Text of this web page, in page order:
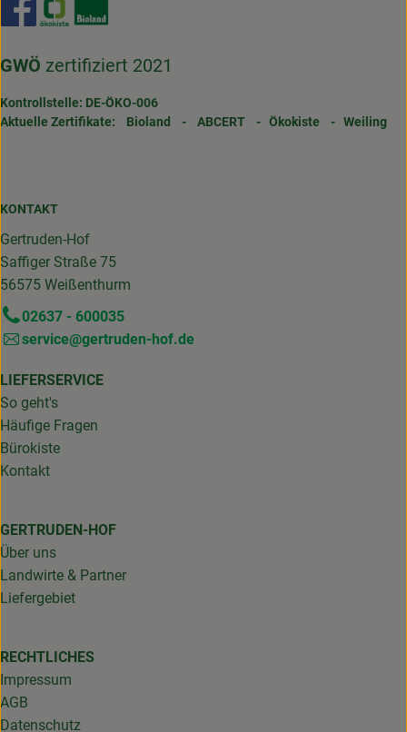
GWÖ zertifiziert 2021
Kontrollstelle: DE-ÖKO-006
Aktuelle Zertifikate: Bioland - ABCERT - Ökokiste - Weiling
KONTAKT
Gertruden-Hof
Saffiger Straße 75
56575 Weißenthurm
02637 - 600035
service@gertruden-hof.de
LIEFERSERVICE
So geht's
Häufige Fragen
Bürokiste
Kontakt
GERTRUDEN-HOF
Über uns
Landwirte & Partner
Liefergebiet
RECHTLICHES
Impressum
AGB
Datenschutz